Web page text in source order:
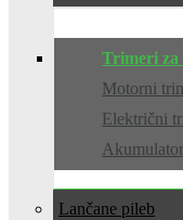
Trimeri za
Motorni
Električni
Lančane pile